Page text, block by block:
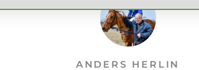
ANDERS HERLIN